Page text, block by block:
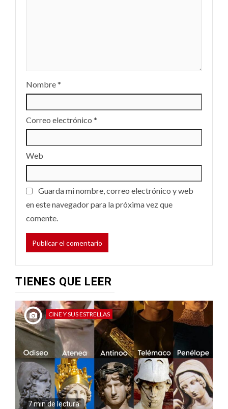
Nombre*
Correo electrónico *
Web
Guarda mi nombre, correo electrónico y web
en este navegador para la próxima vez que
comente.
TIENES QUE LEER
CINE Y SUS ESTRELLAS
7 min de lectura